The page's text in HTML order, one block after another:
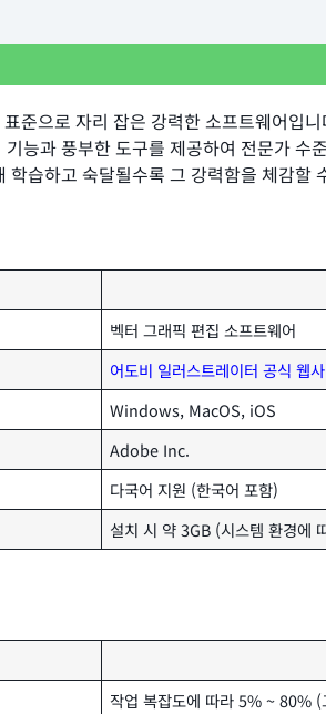
으로 자리 잡은 강력한 소프트웨어입
능과 풍부한 도구를 제공하여 전문가 수
습하고 숙달될수록 그 강력함을 체감할
벡터 그래픽 편집 소프트웨어
어도비 일러스트레이터 공식 웹
Windows, MacOS, iOS
Adobe Inc.
다국어 지원 (한국어 포함)
설치 시 약 3GB (시스템 환경에
작업 복잡도에 따라 5% ~ 80%